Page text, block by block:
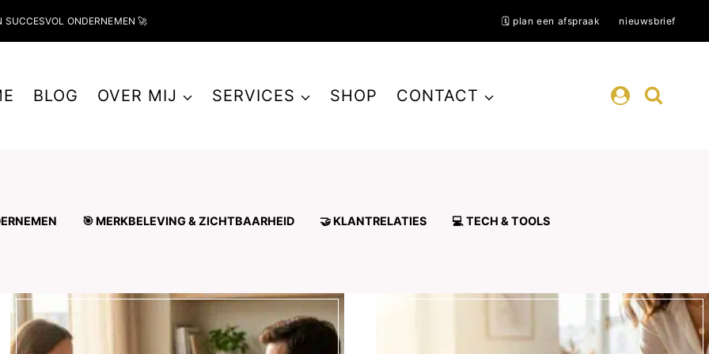
SUCCESVOL ONDERNEMEN 🚀 🗓️ plan een afspraak nieuwsbrief
BLOG OVER MIJ SERVICES SHOP CONTACT
🎯 MERKBELEVING & ZICHTBAARHEID 🤝 KLANTRELATIES 💻 TECH & TOOLS